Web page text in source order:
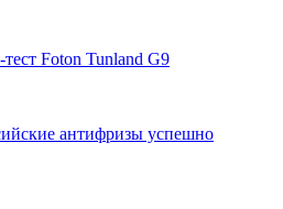
Foton Tunland G9
антифризы успешно